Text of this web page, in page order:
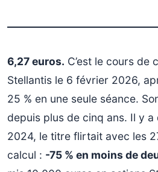
6,27 euros. C’est le cours de
Stellantis le 6 février 2026,
25 % en une seule séance.
depuis plus de cinq ans. Il y a
2024, le titre flirtait avec les
calcul : -75 % en moins de